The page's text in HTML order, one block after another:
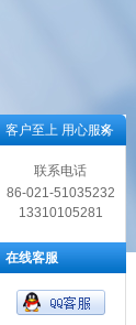
客户至上 用心服务
联系电话
86-021-51035232
13310105281
在线客服